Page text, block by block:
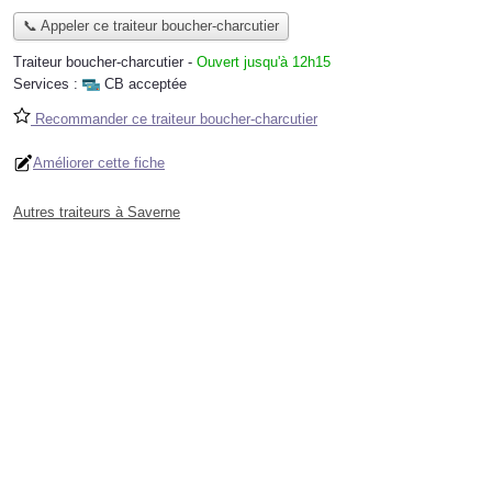
📞 Appeler ce traiteur boucher-charcutier
Traiteur boucher-charcutier - Ouvert jusqu'à 12h15
Services :
CB acceptée
Recommander ce traiteur boucher-charcutier
Améliorer cette fiche
Autres traiteurs à Saverne